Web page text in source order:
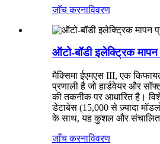
जाँच करनाविवरण
ऑटो-बॉडी इलेक्ट्रिक मापन
मैक्सिमा ईएमएस III, एक
प्रणाली है जो हार्डवेयर और
की तकनीक पर आधारित है।
डेटाबेस (15,000 से ज़्यादा
के साथ, यह कुशल और
जाँच करनाविवरण